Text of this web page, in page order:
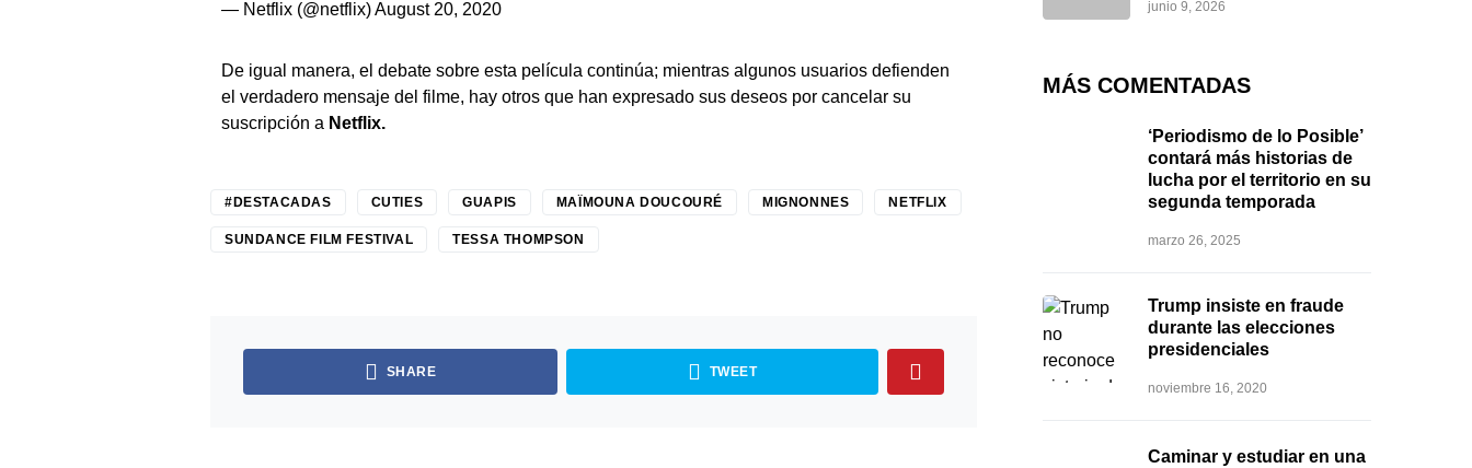
— Netflix (@netflix)August 20, 2020
De igual manera, el debate sobre esta película continúa; mientras algunos usuarios defienden
el verdadero mensaje del filme, hay otros que han expresado sus deseos por cancelar su
suscripción a Netflix.
#DESTACADAS CUTIES GUAPIS MAÏMOUNA DOUCOURÉ MIGNONNES NETFLIX
SUNDANCE FILM FESTIVAL TESSA THOMPSON
SHARE TWEET
junio 9, 2026
MÁS COMENTADAS
‘Periodismo de lo Posible’
contará más historias de
lucha por el territorio en su
segunda temporada
marzo 26, 2025
Trump insiste en fraude
durante las elecciones
presidenciales
noviembre 16, 2020
Caminar y estudiar en una